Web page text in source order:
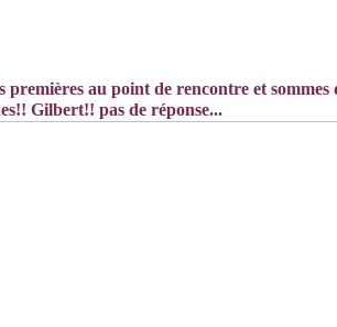
premières au point de rencontre et
Gilbert!! pas de réponse...